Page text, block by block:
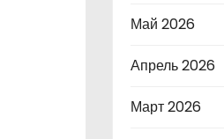
Май 2026
Апрель 2026
Март 2026